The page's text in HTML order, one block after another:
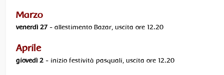
Marzo
venerdì 27 - allestimento Bazar, uscita ore 12.20
Aprile
giovedì 2 - inizio festività pasquali, uscita ore 12.20